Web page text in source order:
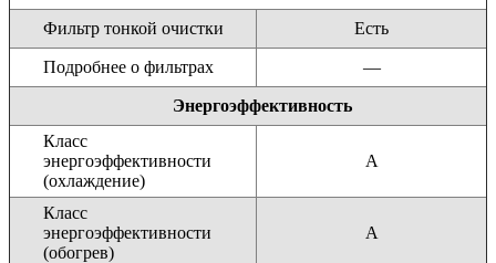
Фильтр тонкой очистки Есть
Подробнее о фильтрах —
Энергоэффективность
Класс
энергоэффективности
(охлаждение)
A
Класс
энергоэффективности
(обогрев)
A